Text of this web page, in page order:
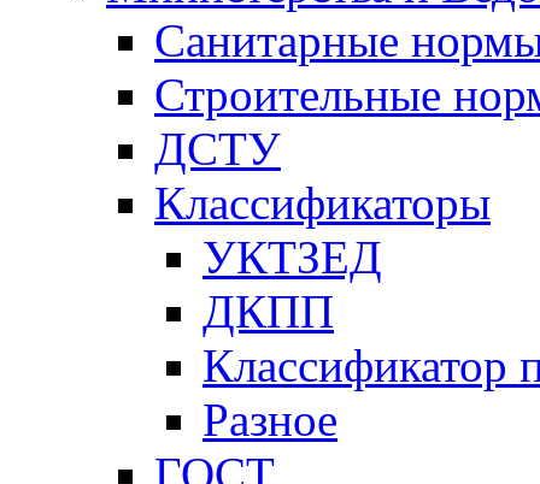
Санитарные
Строительные
ДСТУ
Классификаторы
УКТЗЕД
ДКПП
Классификатор
Разное